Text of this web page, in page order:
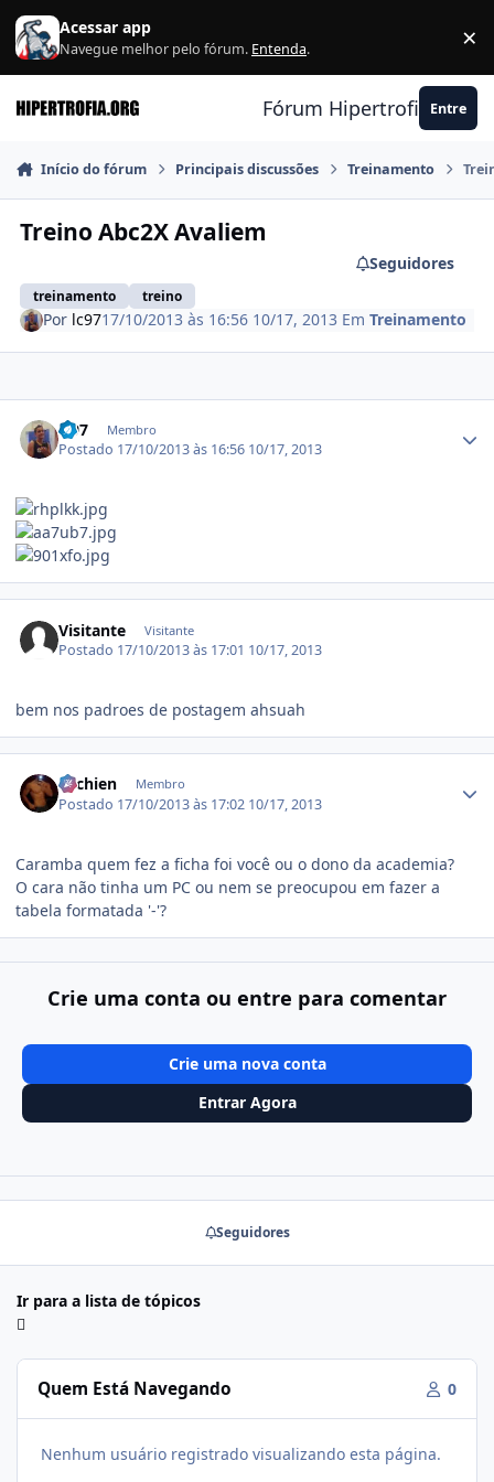
Ir para conteúdo
Acessar app
Navegue melhor pelo fórum. Entenda. ×
Fórum Hipertrofia.org
Entre
Início do fórum Principais discussões Treinamento
Treino Abc2X Avaliem
treinamento treino
Seguidores
Por lc9717/10/2013 às 16:56 10/17, 2013 EmTreinamento
lc97 Membro
Postado 17/10/2013 às 16:56 10/17, 2013
Visitante Visitante
Postado 17/10/2013 às 17:01 10/17, 2013
bem nos padroes de postagem ahsuah
ritchien Membro
Postado 17/10/2013 às 17:02 10/17, 2013
Caramba quem fez a ficha foi você ou o dono da academia?
O cara não tinha um PC ou nem se preocupou em fazer a
tabela formatada '-'?
Crie uma conta ou entre para comentar
Crie uma nova conta
Entrar Agora
Seguidores
Ir para a lista de tópicos
Quem Está Navegando 0
Nenhum usuário registrado visualizando esta página.